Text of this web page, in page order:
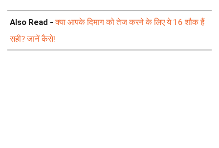
Also Read -क्या आपके दिमाग को तेज करने के लिए ये 16 शौक हैं
सही? जानें कैसे!